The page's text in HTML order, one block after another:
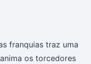
franquias traz uma
os torcedores